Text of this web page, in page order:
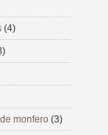
(4)
monfero (3)